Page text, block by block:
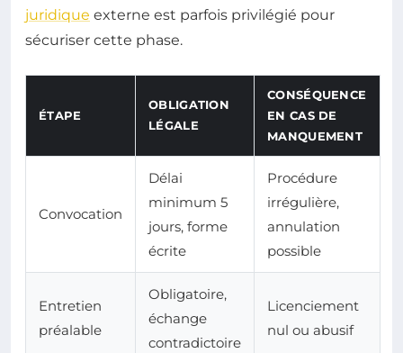
juridique externe est parfois privilégié pour
sécuriser cette phase.
ÉTAPE
OBLIGATION
LÉGALE
CONSÉQUENCE
EN CAS DE
MANQUEMENT
Convocation
Délai
minimum 5
jours, forme
écrite
Procédure
irrégulière,
annulation
possible
Entretien
préalable
Obligatoire,
échange
contradictoire
Licenciement
nul ou abusif